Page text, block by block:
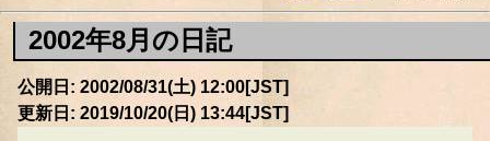
2002年8月の日記
公開日: 2002/08/31(土) 12:00[JST]
更新日: 2019/10/20(日) 13:44[JST]